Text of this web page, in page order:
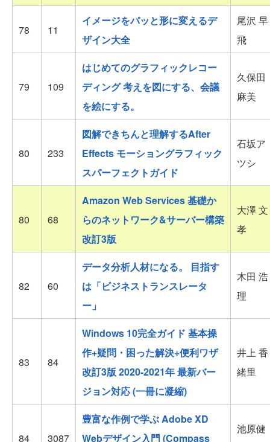
78 11
イメージをパッと形に変えるデ
ザイン大全
尾沢 早
飛
79 109
はじめてのグラフィックレコー
ディング 考えを図にする、会議
を絵にする。
久保田
麻美
80 233
図解できちんと理解するAfter
Effects モーショングラフィック
スパーフェクトガイド
石坂ア
ツシ
80 68
Amazon Web Services 基礎か
らのネットワーク&サーバー構築
改訂3版
大澤 文
孝
82 60
データ分析人材になる。 目指す
は「ビジネストランスレータ
ー」
木田 浩
理
83 84
Windows 10完全ガイド 基本操
作+疑問・困った解決+便利ワザ
改訂3版 2020-2021年 最新バー
ジョン対応 (一冊に凝縮)
井上 香
緒里
84 3087
豊富な作例で学ぶ Adobe XD
Webデザイン入門 (Compass
池原健